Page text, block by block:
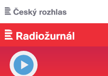
Přejít k hlavnímu obsahu